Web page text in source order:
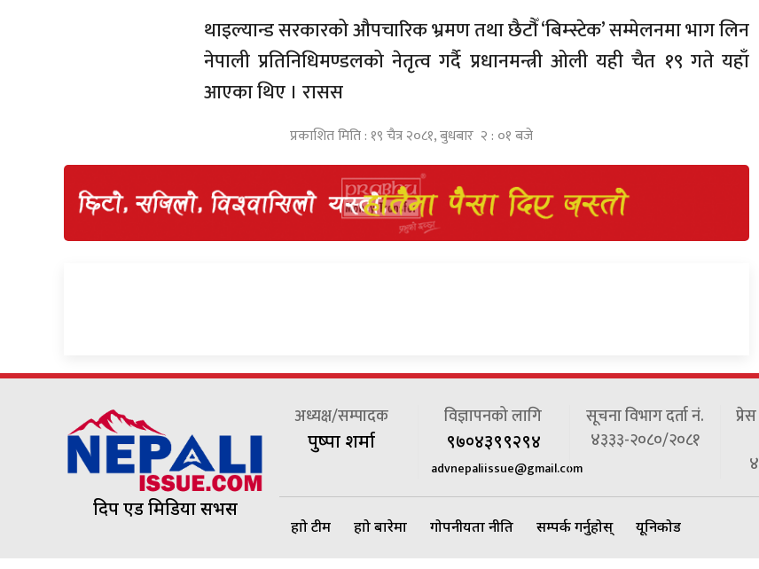
थाइल्यान्ड सरकारको औपचारिक भ्रमण तथा छैटौँ ‘बिम्स्टेक’ सम्मेलनमा भाग लिन
नेपाली प्रतिनिधिमण्डलको नेतृत्व गर्दै प्रधानमन्त्री ओली यही चैत १९ गते यहाँ
आएका थिए । रासस
प्रकाशित मिति : १९ चैत्र २०८१, बुधबार २ : ०१ बजे
दिप एड मिडिया सर्भिस
अध्यक्ष/सम्पादक
पुष्पा शर्मा
विज्ञापनको लागि
९७०४३९९२९४
advnepaliissue@gmail.com
सूचना विभाग दर्ता नं.
४३३३-२०८०/२०८१
हाम्रो टीम हाम्रो बारेमा गोपनीयता नीति सम्पर्क गर्नुहोस् यूनिकोड